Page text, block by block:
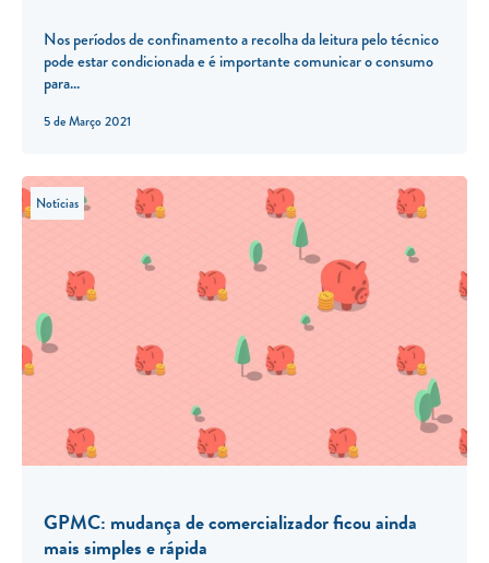
5 de Março 2021
Nos períodos de confinamento a recolha da leitura pelo técnico
pode estar condicionada e é importante comunicar o consumo
para...
Notícias
GPMC: mudança de comercializador ficou ainda
mais simples e rápida